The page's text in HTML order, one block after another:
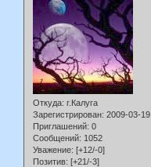
Откуда: г.Калуга
Зарегистрирован: 2009-03-19
Приглашений: 0
Сообщений: 1052
Уважение: [+12/-0]
Позитив: [+21/-3]